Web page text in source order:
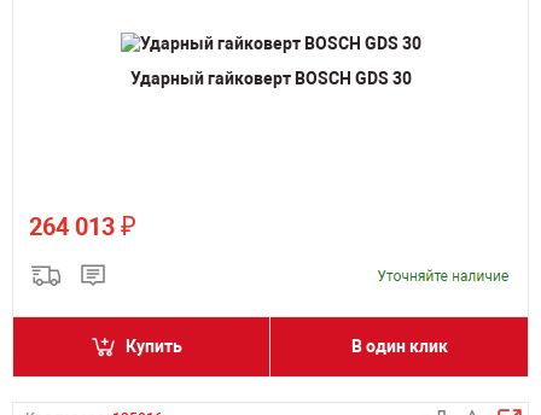
Ударный гайковерт BOSCH GDS 30
264 013 ₽
Купить В один клик